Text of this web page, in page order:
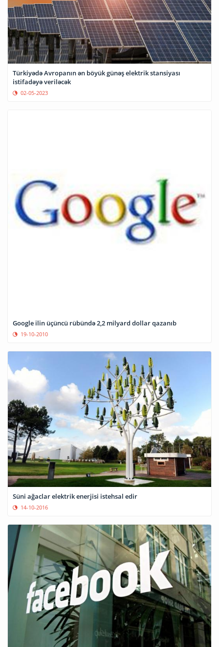
Türkiyədə Avropanın ən böyük günəş elektrik stansiyası
istifadəyə veriləcək
02-05-2023
Google ilin üçüncü rübündə 2,2 milyard dollar qazanıb
19-10-2010
Süni ağaclar elektrik enerjisi istehsal edir
14-10-2016